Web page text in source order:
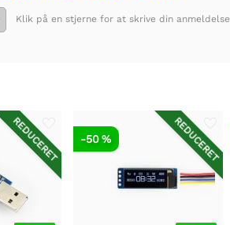
Klik på en stjerne for at skrive din anmeldelse
REDUCERET REDUCERET
-50 %